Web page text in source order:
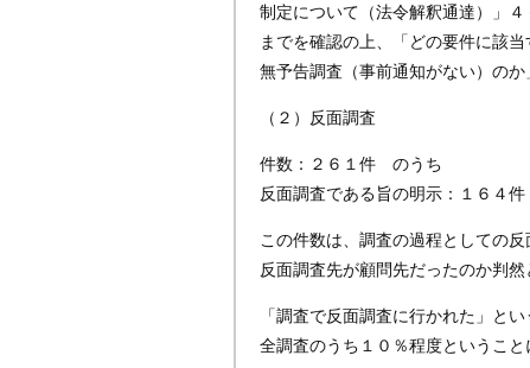
制定について（法令解釈通達）」
までを確認の上、「どの要件に該当
無予告調査（事前通知がない）のか
（２）反面調査
件数：２６１件 のうち
反面調査である旨の明示：１６４件
この件数は、調査の過程としての反
反面調査先が顧問先だったのか判然
「調査で反面調査に行かれた」と
全調査のうち１０％程度ということ